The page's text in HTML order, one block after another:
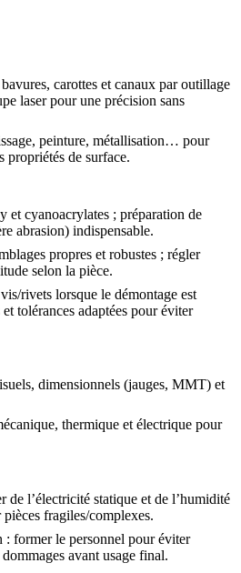
carottes et canaux par outillage
laser pour une précision sans
peinture, métallisation… pour
propriétés de surface.
et cyanoacrylates ; préparation de
abrasion) indispensable.
propres et robustes ; régler
selon la pièce.
vis/rivets lorsque le démontage est
tolérances adaptées pour éviter
dimensionnels (jauges, MMT) et
thermique et électrique pour
de l’électricité statique et de l’humidité
fragiles/complexes.
: former le personnel pour éviter
avant usage final.